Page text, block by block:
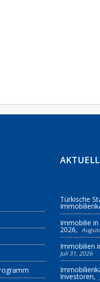
Türkische
Immobilie
2026
Immobilien
Juli 31, 2026
Investoren